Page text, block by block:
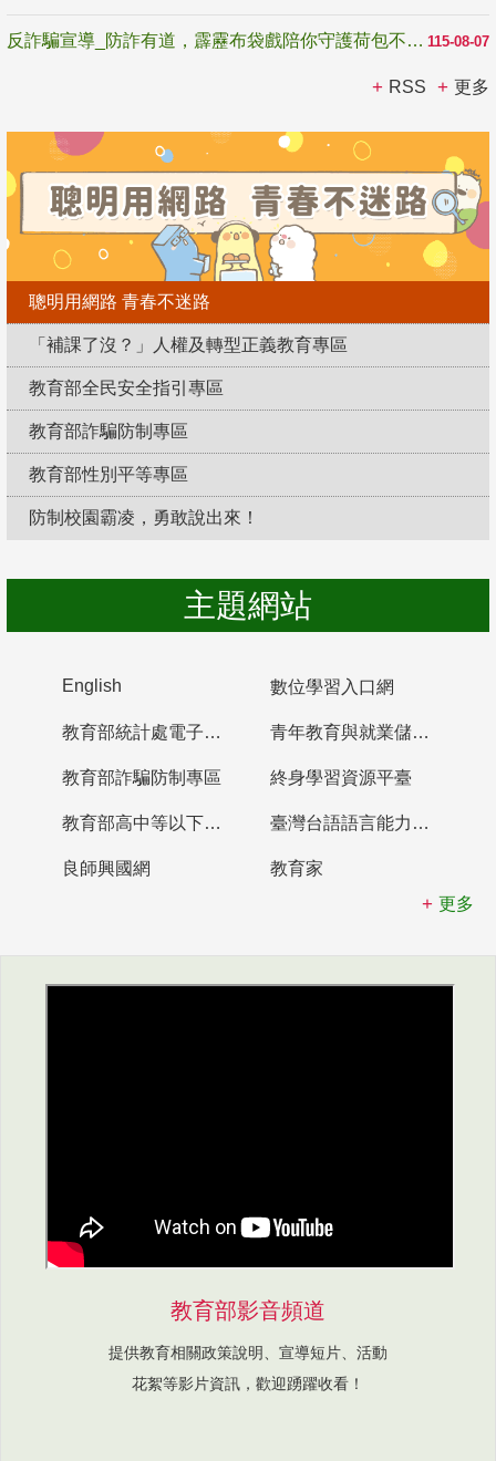
115-08-07
反詐騙宣導_防詐有道，霹靂布袋戲陪你守護荷包不受騙
RSS 更多
聰明用網路 青春不迷路
「補課了沒？」人權及轉型正義教育專區
教育部全民安全指引專區
教育部詐騙防制專區
教育部性別平等專區
防制校園霸凌，勇敢說出來！
主題網站
English 數位學習入口網
教育部統計處電子書櫃 青年教育與就業儲蓄帳戶
教育部詐騙防制專區 終身學習資源平臺
教育部高中等以下學校及幼兒園教師資格檢定考試 臺灣台語語言能力認證網站
良師興國網
教育家
更多
教育部影音頻道
提供教育相關政策說明、宣導短片、活動
花絮等影片資訊，歡迎踴躍收看！